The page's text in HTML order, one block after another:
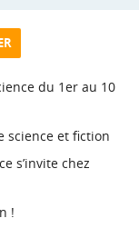
du 1er au 10
science et fiction
s’invite chez
!